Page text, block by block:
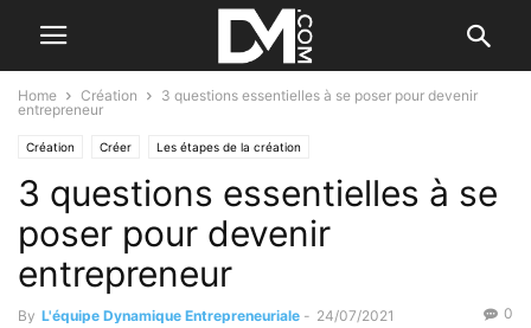
Home Création
3 questions essentielles à se poser pour devenir
entrepreneur
Création Créer Les étapes de la création
3 questions essentielles à se
poser pour devenir
entrepreneur
By L'équipe Dynamique Entrepreneuriale - 24/07/2021 0